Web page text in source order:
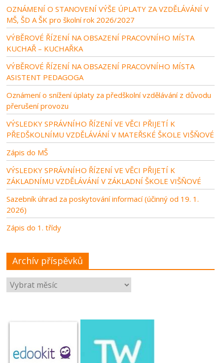
OZNÁMENÍ O STANOVENÍ VÝŠE ÚPLATY ZA VZDĚLÁVÁNÍ V
MŠ, ŠD A ŠK pro školní rok 2026/2027
VÝBĚROVÉ ŘÍZENÍ NA OBSAZENÍ PRACOVNÍHO MÍSTA
KUCHAŘ – KUCHAŘKA
VÝBĚROVÉ ŘÍZENÍ NA OBSAZENÍ PRACOVNÍHO MÍSTA
ASISTENT PEDAGOGA
Oznámení o snížení úplaty za předškolní vzdělávání z důvodu
přerušení provozu
VÝSLEDKY SPRÁVNÍHO ŘÍZENÍ VE VĚCI PŘIJETÍ K
PŘEDŠKOLNÍMU VZDĚLÁVÁNÍ V MATEŘSKÉ ŠKOLE VIŠŇOVÉ
Zápis do MŠ
VÝSLEDKY SPRÁVNÍHO ŘÍZENÍ VE VĚCI PŘIJETÍ K
ZÁKLADNÍMU VZDĚLÁVÁNÍ V ZÁKLADNÍ ŠKOLE VIŠŇOVÉ
Sazebník úhrad za poskytování informací (účinný od 19. 1.
2026)
Zápis do 1. třídy
Archív příspěvků